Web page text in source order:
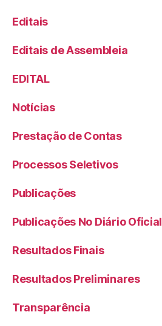
Editais
Editais de Assembleia
EDITAL
Notícias
Prestação de Contas
Processos Seletivos
Publicações
Publicações No Diário Oficial
Resultados Finais
Resultados Preliminares
Transparência